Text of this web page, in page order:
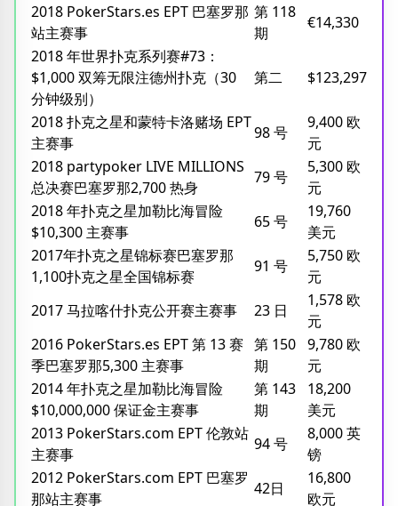
2018 PokerStars.es EPT 巴塞罗那
站主赛事
第 118
期
€14,330
2018 年世界扑克系列赛#73：
$1,000 双筹无限注德州扑克（30
分钟级别）
第二 $123,297
2018 扑克之星和蒙特卡洛赌场 EPT
主赛事
98 号
9,400 欧
元
2018 partypoker LIVE MILLIONS
总决赛巴塞罗那2,700 热身
79 号
5,300 欧
元
2018 年扑克之星加勒比海冒险
$10,300 主赛事
65 号
19,760
美元
2017年扑克之星锦标赛巴塞罗那
1,100扑克之星全国锦标赛
91 号
5,750 欧
元
2017 马拉喀什扑克公开赛主赛事
23 日
1,578 欧
元
2016 PokerStars.es EPT 第 13 赛
季巴塞罗那5,300 主赛事
第 150
期
9,780 欧
元
2014 年扑克之星加勒比海冒险
$10,000,000 保证金主赛事
第 143
期
18,200
美元
2013 PokerStars.com EPT 伦敦站
主赛事
94 号
8,000 英
镑
2012 PokerStars.com EPT 巴塞罗
那站主赛事
42日
16,800
欧元